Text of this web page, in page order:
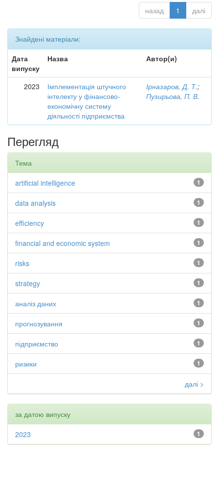
назад 1 далі
Знайдені матеріали:
Дата
випуску
Назва Автор(и)
2023
Імплементація штучного
інтелекту у фінансово-
економічну систему
діяльності підприємства
Ірназаров, Д. Т.;
Пузирьова, П. В.
Перегляд
Тема
1
artificial intelligence
1
data analysis
1
efficiency
1
financial and economic system
1
risks
1
strategy
1
аналіз даних
1
прогнозування
1
підприємство
1
ризики
далі >
за датою випуску
1
2023